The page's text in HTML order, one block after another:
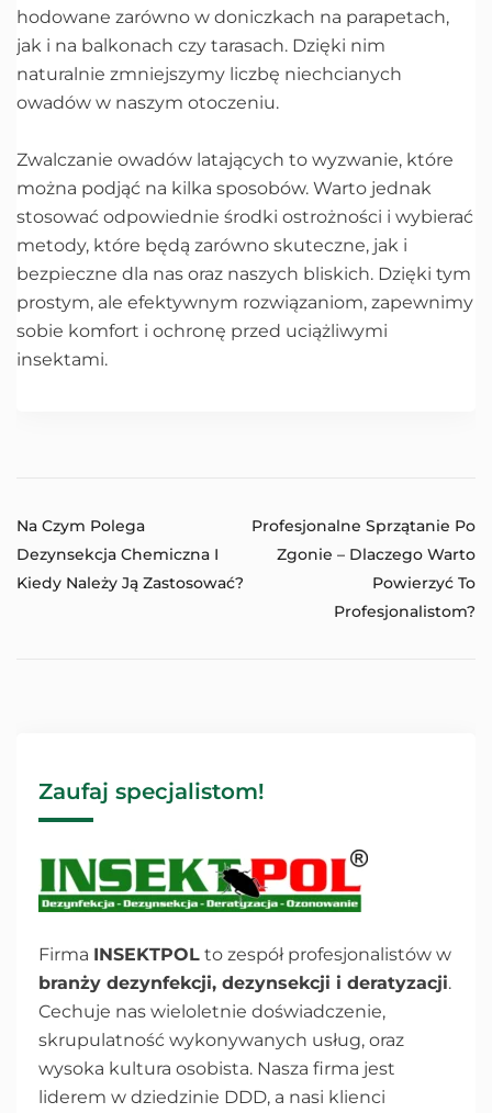
hodowane zarówno w doniczkach na parapetach,
jak i na balkonach czy tarasach. Dzięki nim
naturalnie zmniejszymy liczbę niechcianych
owadów w naszym otoczeniu.
Zwalczanie owadów latających to wyzwanie, które
można podjąć na kilka sposobów. Warto jednak
stosować odpowiednie środki ostrożności i wybierać
metody, które będą zarówno skuteczne, jak i
bezpieczne dla nas oraz naszych bliskich. Dzięki tym
prostym, ale efektywnym rozwiązaniom, zapewnimy
sobie komfort i ochronę przed uciążliwymi
insektami.
Na Czym Polega
Dezynsekcja Chemiczna I
Kiedy Należy Ją Zastosować?
Profesjonalne Sprzątanie Po
Zgonie – Dlaczego Warto
Powierzyć To
Profesjonalistom?
Zaufaj specjalistom!
Firma INSEKTPOL to zespół profesjonalistów w
branży dezynfekcji, dezynsekcji i deratyzacji.
Cechuje nas wieloletnie doświadczenie,
skrupulatność wykonywanych usług, oraz
wysoka kultura osobista. Nasza firma jest
liderem w dziedzinie DDD, a nasi klienci